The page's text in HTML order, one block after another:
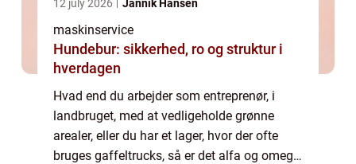
12 july 2026 Jannik Hansen
maskinservice
Hundebur: sikkerhed, ro og struktur i
hverdagen
Hvad end du arbejder som entreprenør, i
landbruget, med at vedligeholde grønne
arealer, eller du har et lager, hvor der ofte
bruges gaffeltrucks, så er det alfa og omega,